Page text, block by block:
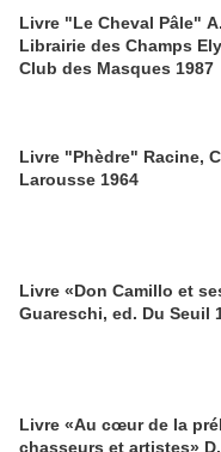
Livre "Le Cheval Pâle"
Librairie des Champs
Club des Masques 1987
Livre "Phèdre" Racine,
Larousse 1964
Livre «Don Camillo et
Guareschi, ed. Du Seuil
Livre «Au cœur de la
chasseurs et artistes»